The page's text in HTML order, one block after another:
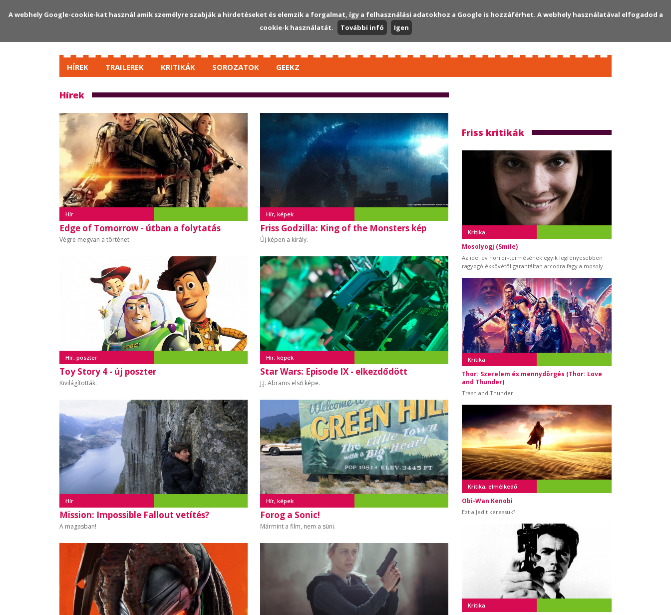
Bejelentkezés
HÍREK TRAILEREK KRITIKÁK SOROZATOK GEEKZ
Hírek
Hír
Edge of Tomorrow - útban a folytatás
Végre megvan a történet.
Hír, poszter
Toy Story 4 - új poszter
Kivilágították.
Hír
Mission: Impossible Fallout vetítés?
A magasban!
Hír, képek
Friss Godzilla: King of the Monsters kép
Új képen a király.
Hír, képek
Star Wars: Episode IX - elkezdődött
J.J. Abrams első képe.
Hír, képek
Forog a Sonic!
Mármint a film, nem a süni.
Friss kritikák
Kritika
Mosolyogj (Smile)
Az idei év horror-termésének egyik legfényesebben
ragyogó ékkövétől garantáltan arcodra fagy a mosoly.
Kritika
Thor: Szerelem és mennydörgés (Thor: Love
and Thunder)
Trash and Thunder.
Kritika, elmélkedő
Obi-Wan Kenobi
Ezt a Jedit keressük?
Kritika
A webhely Google-cookie-kat használ amik személyre szabják a hirdetéseket és elemzik a forgalmat, így a felhasználási adatokhoz a Google is hozzáférhet. A webhely használatával elfogadod a
cookie-k használatát.
További infó Igen